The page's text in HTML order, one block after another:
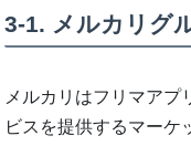
3-1. メルカリグ
メルカリはフリマアプ
ビスを提供するマーケ